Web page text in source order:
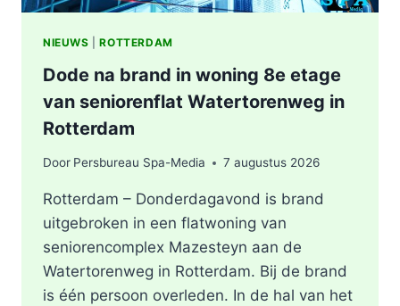
NIEUWS |ROTTERDAM
Dode na brand in woning 8e etage
van seniorenflat Watertorenweg in
Rotterdam
Door Persbureau Spa-Media 7 augustus 2026
Rotterdam – Donderdagavond is brand
uitgebroken in een flatwoning van
seniorencomplex Mazesteyn aan de
Watertorenweg in Rotterdam. Bij de brand
is één persoon overleden. In de hal van het